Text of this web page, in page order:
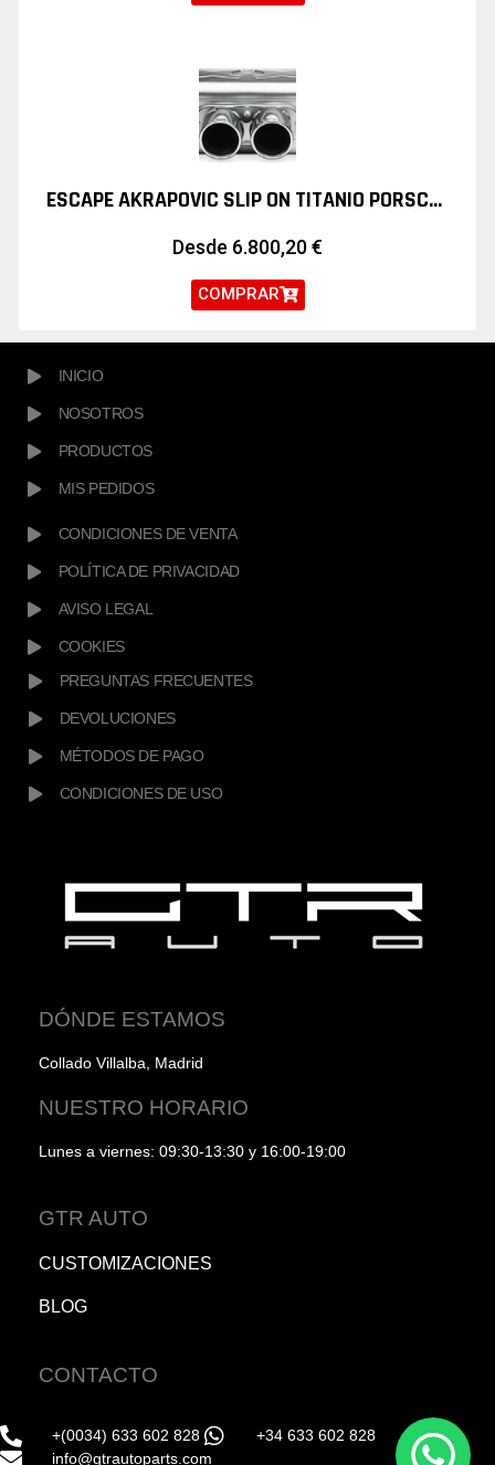
ESCAPE AKRAPOVIC SLIP ON TITANIO PORSCHE 911 GT3 RS 997
Desde 6.800,20€
COMPRAR
INICIO
NOSOTROS
PRODUCTOS
MIS PEDIDOS
CONDICIONES DE VENTA
POLÍTICA DE PRIVACIDAD
AVISO LEGAL
COOKIES
PREGUNTAS FRECUENTES
DEVOLUCIONES
MÉTODOS DE PAGO
CONDICIONES DE USO
DÓNDE ESTAMOS
Collado Villalba, Madrid
NUESTRO HORARIO
Lunes a viernes: 09:30-13:30 y 16:00-19:00
GTR AUTO
CUSTOMIZACIONES
BLOG
CONTACTO
+(0034) 633 602 828
+34 633 602 828
info@gtrautoparts.com